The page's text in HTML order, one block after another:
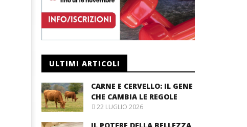
ULTIMI ARTICOLI
CARNE E CERVELLO: IL GENE
CHE CAMBIA LE REGOLE
22 LUGLIO 2026